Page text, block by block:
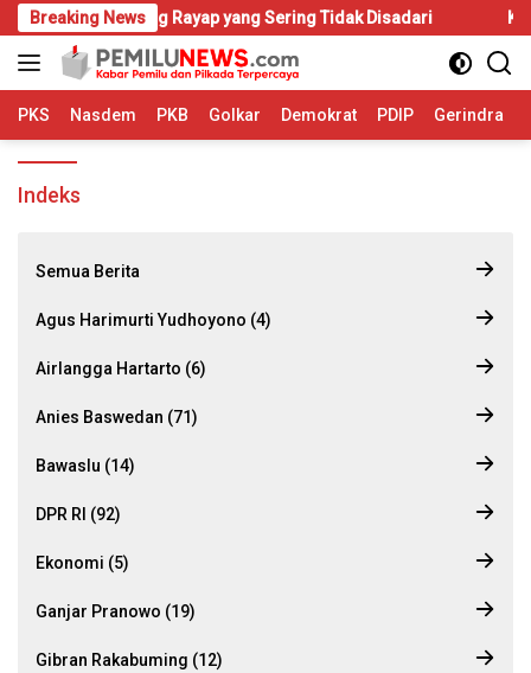
Langsung
ke
konten
Breaking News
Mulai Diserang Rayap yang Sering Tidak Disadari KIP-
PKS Nasdem PKB Golkar Demokrat PDIP Gerindra
Indeks
Semua Berita
Agus Harimurti Yudhoyono (4)
Airlangga Hartarto (6)
Anies Baswedan (71)
Bawaslu (14)
DPR RI (92)
Ekonomi (5)
Ganjar Pranowo (19)
Gibran Rakabuming (12)